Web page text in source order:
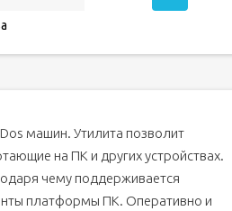
машин. Утилита позволит
на ПК и других устройствах.
чему поддерживается
платформы ПК. Оперативно и